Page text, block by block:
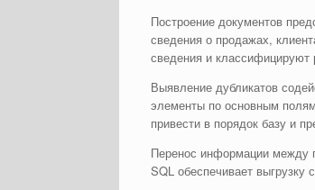
Построение документов
сведения о продажах,
сведения и классифицируют
Выявление дубликатов
элементы по основным
привести в порядок базу и
Перенос информации между
SQL обеспечивает